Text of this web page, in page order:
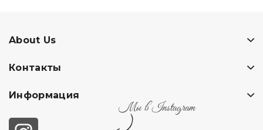
About Us
Контакты
Информация
Мы в Instagram